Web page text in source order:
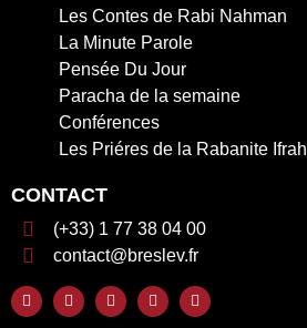
Les Contes de Rabi Nahman
La Minute Parole
Pensée Du Jour
Paracha de la semaine
Conférences
Les Priéres de la Rabanite Ifrah
CONTACT
(+33) 1 77 38 04 00
contact@breslev.fr